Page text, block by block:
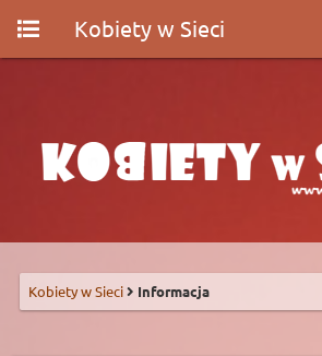
Kobiety w Sieci
Kobiety w Sieci Informacja